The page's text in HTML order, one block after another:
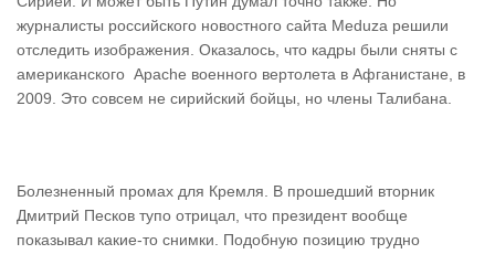
журналисты российского новостного сайта Meduza решили
отследить изображения. Оказалось, что кадры были сняты с
американского Аpache военного вертолета в Афганистане, в
2009. Это совсем не сирийский бойцы, но члены Талибана.
Болезненный промах для Кремля. В прошедший вторник
Дмитрий Песков тупо отрицал, что президент вообще
показывал какие-то снимки. Подобную позицию трудно